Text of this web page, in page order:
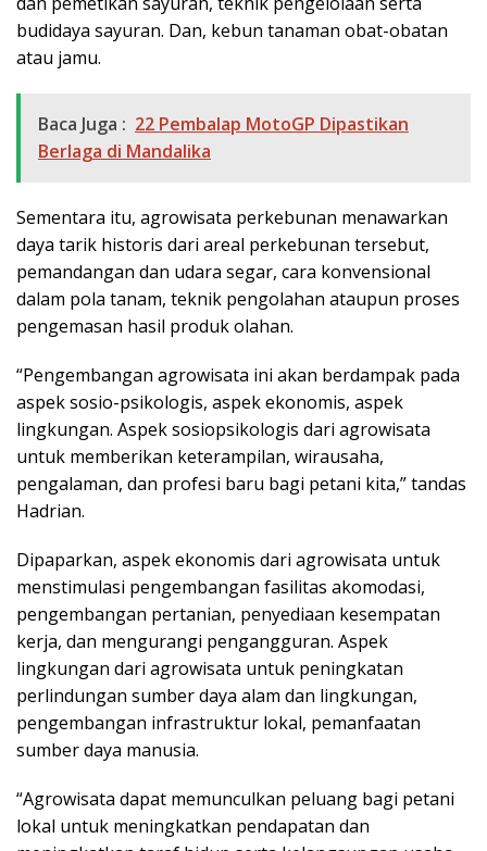
budidaya sayuran. Dan, kebun tanaman obat-obatan
atau jamu.
Baca Juga : 22 Pembalap MotoGP Dipastikan
Berlaga di Mandalika
Sementara itu, agrowisata perkebunan menawarkan
daya tarik historis dari areal perkebunan tersebut,
pemandangan dan udara segar, cara konvensional
dalam pola tanam, teknik pengolahan ataupun proses
pengemasan hasil produk olahan.
“Pengembangan agrowisata ini akan berdampak pada
aspek sosio-psikologis, aspek ekonomis, aspek
lingkungan. Aspek sosiopsikologis dari agrowisata
untuk memberikan keterampilan, wirausaha,
pengalaman, dan profesi baru bagi petani kita,” tandas
Hadrian.
Dipaparkan, aspek ekonomis dari agrowisata untuk
menstimulasi pengembangan fasilitas akomodasi,
pengembangan pertanian, penyediaan kesempatan
kerja, dan mengurangi pengangguran. Aspek
lingkungan dari agrowisata untuk peningkatan
perlindungan sumber daya alam dan lingkungan,
pengembangan infrastruktur lokal, pemanfaatan
sumber daya manusia.
“Agrowisata dapat memunculkan peluang bagi petani
lokal untuk meningkatkan pendapatan dan